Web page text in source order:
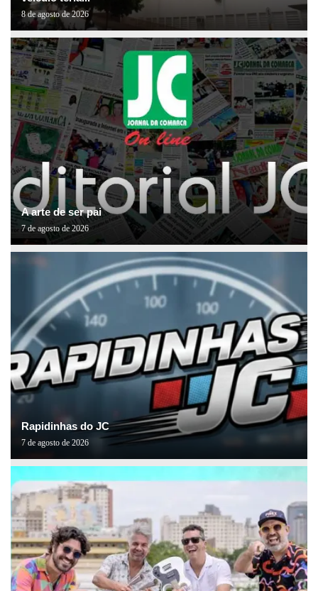
8 de agosto de 2026
A arte de ser pai
7 de agosto de 2026
Rapidinhas do JC
7 de agosto de 2026